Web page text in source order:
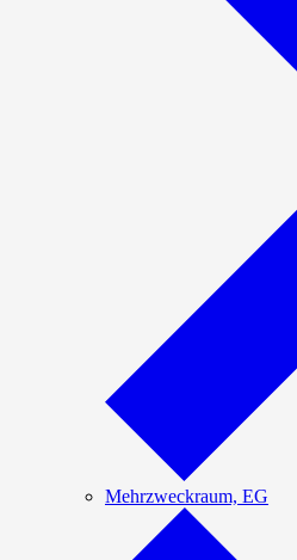
Mehrzweckraum, EG